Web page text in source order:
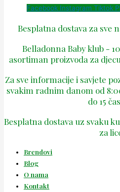
Facebook Instagram Tiktok
Besplatna dostava za sve
Belladonna Baby klub -
asortiman proizvoda za
Za sve informacije i savjete
svakim radnim danom od
do 15
Besplatna dostava uz svaku
za
Brendovi
Blog
O nama
Kontakt